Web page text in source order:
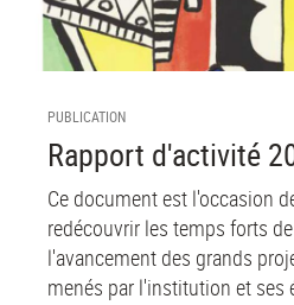
PUBLICATION
Rapport d'activité
Ce document est l'occasion
redécouvrir les temps forts
l'avancement des grands
menés par l'institution et ses